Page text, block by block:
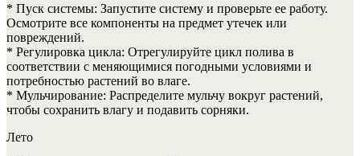
* Пуск системы: Запустите систему и проверьте ее работу.
Осмотрите все компоненты на предмет утечек или
повреждений.
* Регулировка цикла: Отрегулируйте цикл полива в
соответствии с меняющимися погодными условиями и
потребностью растений во влаге.
* Мульчирование: Распределите мульчу вокруг растений,
чтобы сохранить влагу и подавить сорняки.
Лето